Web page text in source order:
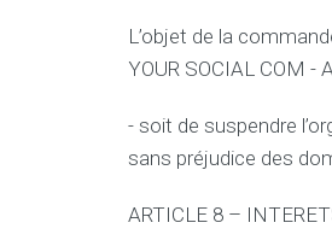
L’objet de la
YOUR SOCIAL COM -
- soit de suspendre
sans préjudice des
ARTICLE 8 –